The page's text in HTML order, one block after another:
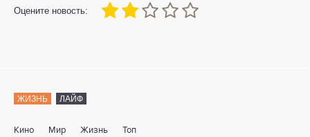
Оцените новость:
40
1 3 4 5
ЖИЗНЬ ЛАЙФ
Кино Мир Жизнь Топ